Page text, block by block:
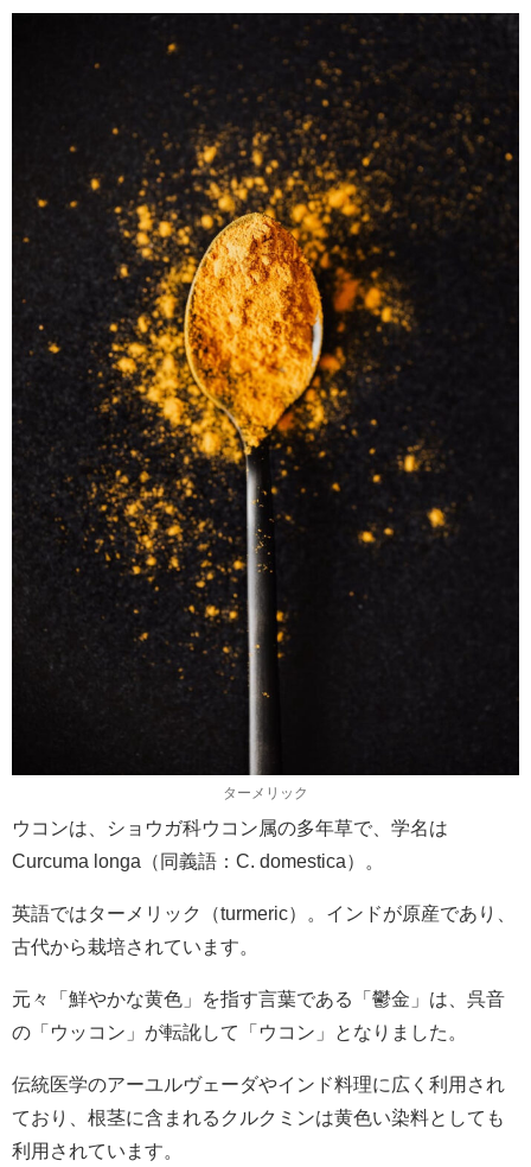
ターメリック
ウコンは、ショウガ科ウコン属の多年草で、学名は
Curcuma longa（同義語：C. domestica）。
英語ではターメリック（turmeric）。インドが原産であり、
古代から栽培されています。
元々「鮮やかな黄色」を指す言葉である「鬱金」は、呉音
の「ウッコン」が転訛して「ウコン」となりました。
伝統医学のアーユルヴェーダやインド料理に広く利用され
ており、根茎に含まれるクルクミンは黄色い染料としても
利用されています。